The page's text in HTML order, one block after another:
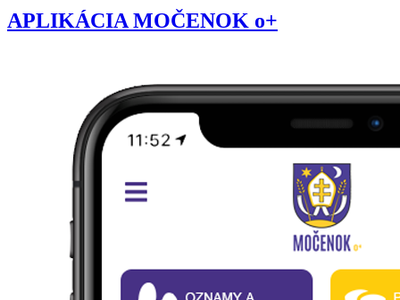
APLIKÁCIA MOČENOK o+